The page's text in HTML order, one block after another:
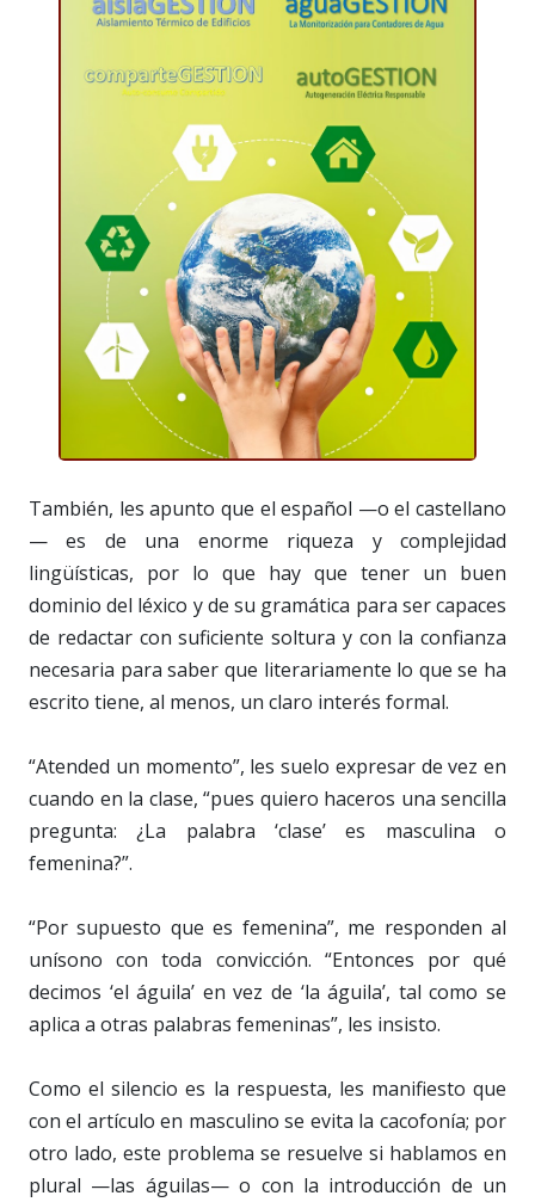
También, les apunto que el español —o el castellano
— es de una enorme riqueza y complejidad
lingüísticas, por lo que hay que tener un buen
dominio del léxico y de su gramática para ser capaces
de redactar con suficiente soltura y con la confianza
necesaria para saber que literariamente lo que se ha
escrito tiene, al menos, un claro interés formal.
“Atended un momento”, les suelo expresar de vez en
cuando en la clase, “pues quiero haceros una sencilla
pregunta: ¿La palabra ‘clase’ es masculina o
femenina?”.
“Por supuesto que es femenina”, me responden al
unísono con toda convicción. “Entonces por qué
decimos ‘el águila’ en vez de ‘la águila’, tal como se
aplica a otras palabras femeninas”, les insisto.
Como el silencio es la respuesta, les manifiesto que
con el artículo en masculino se evita la cacofonía; por
otro lado, este problema se resuelve si hablamos en
plural —las águilas— o con la introducción de un